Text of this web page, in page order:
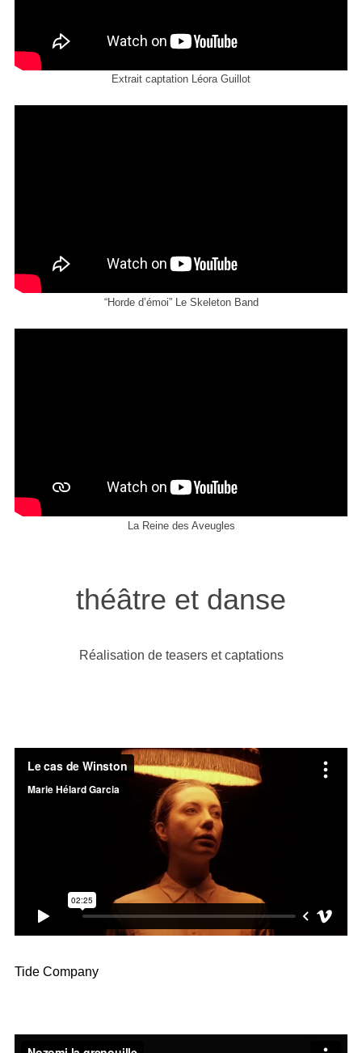
Extrait captation Léora Guillot
“Horde d’émoi” Le Skeleton Band
La Reine des Aveugles
théâtre et danse
Réalisation de teasers et captations
Tide Company